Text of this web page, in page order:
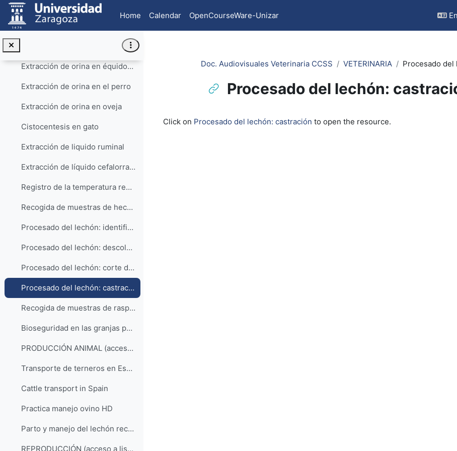
Skip to main content
Home
Calendar OpenCourseWare-Unizar
Extracción de orina en équidos HD
Extracción de orina en el perro
Extracción de orina en oveja
Cistocentesis en gato
Extracción de liquido ruminal
Extracción de líquido cefalorraquídeo (LCR) en la oveja
Registro de la temperatura rectal en lechones y cerdos adultos
Recogida de muestras de heces en el lechón
Procesado del lechón: identificación y aplicación de productos profilácticos
Procesado del lechón: descolmillado
Procesado del lechón: corte de la cola
Procesado del lechón: castración
Recogida de muestras de raspados cutáneos en el cerdo
Bioseguridad en las granjas porcinas
PRODUCCIÓN ANIMAL (acceso a la lista de reproducción)
Transporte de terneros en España
Cattle transport in Spain
Practica manejo ovino HD
Parto y manejo del lechón recién nacido
REPRODUCCIÓN (acceso a lista de reproducción)
Doc. Audiovisuales Veterinaria CCSS VETERINARIA Procesado del
Procesado del lechón:
Click on Procesado del lechón: castración to open the resource.